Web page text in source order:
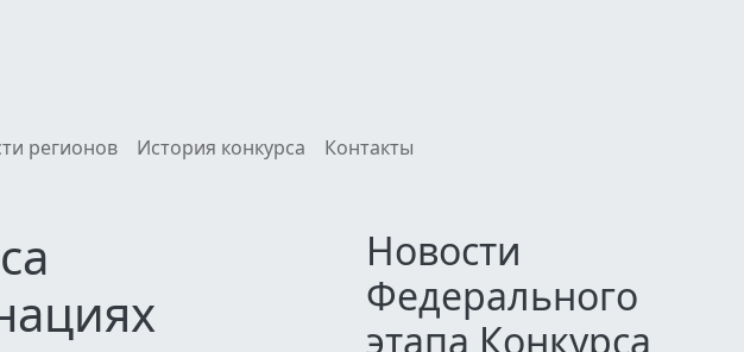
регионов История конкурса
Контакты
Новости
Федерального
этапа Конкурса